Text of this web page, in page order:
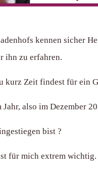
kennen sicher
ihn zu erfahren.
kurz Zeit findest für ein
also im Dezember
bist ?
für mich extrem